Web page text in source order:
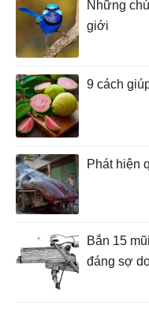
Những
giới
9 cách
Phát hiện
Bắn 15
đáng sợ